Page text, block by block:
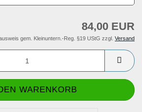
84,00 EUR
gem. Kleinuntern.-Reg. §19 UStG zzgl. Versand